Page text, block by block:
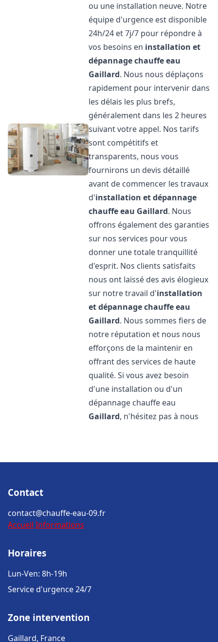
ou une installation neuve. Notre
équipe d'urgence est disponible
24h/24 et 7j/7 pour répondre à
vos besoins en installation et
dépannage chauffe eau
Gaillard. Nous nous déplaçons
rapidement pour intervenir dans
les délais les plus brefs,
généralement dans les 2 heures
suivant votre appel. Nos tarifs
sont compétitifs et
transparents, nous vous
fournirons un devis détaillé
avant de commencer les travaux
d'installation et dépannage
chauffe eau Gaillard. Nous
offrons également des garanties
sur nos services pour vous
donner une totale tranquillité
d'esprit. Nos clients satisfaits
nous ont laissé des avis élogieux
sur notre travail d'installation
et dépannage chauffe eau
Gaillard. Nous sommes fiers de
notre réputation et nous nous
efforçons de la maintenir en
offrant des services de haute
qualité. Si vous avez besoin
d'une installation ou d'un
dépannage chauffe eau
Gaillard, n'hésitez pas à nous
Contact
contact@chauffe-eau-09.fr
Accueil Informations
Horaires
Lun-Ven: 8h-19h
Service d'urgence 24/7
Zone intervention
Gaillard, France